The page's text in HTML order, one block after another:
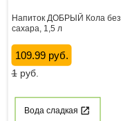
Напиток ДОБРЫЙ Кола без
сахара, 1,5 л
109.99 руб.
1руб.
Вода сладкая